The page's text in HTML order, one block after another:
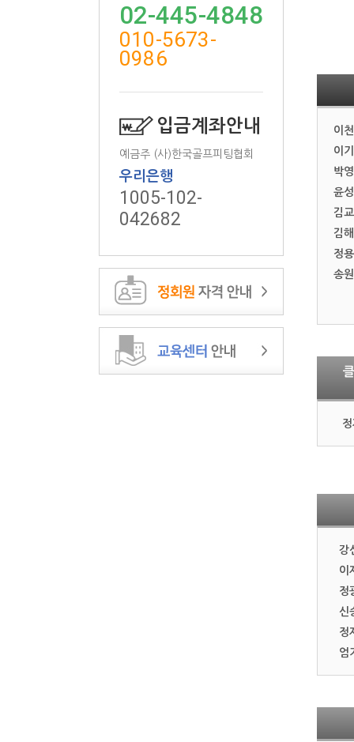
02-445-4848
010-5673-
0986
입금계좌안내
예금주 (사)한국골프피팅협회
우리은행
1005-102-
042682
이
이
박
윤
김
김
정
송
강
이
정
신
정
엄